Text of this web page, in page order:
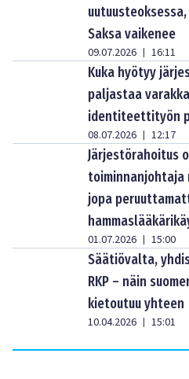
Saksa vaikenee
09.07.2026 | 16:11
Kuka hyötyy
paljastaa
identiteettityön
08.07.2026 | 12:17
Järjestörahoitus
toiminnanjohtaja
jopa
01.07.2026 | 15:00
Säätiövalta,
RKP – näin
kietoutuu yhteen
10.04.2026 | 15:01